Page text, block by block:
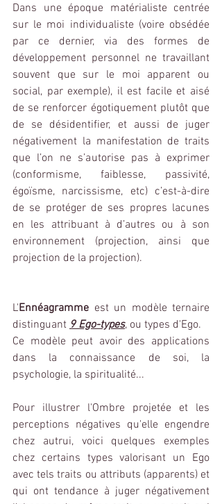
Dans une époque matérialiste centrée
sur le moi individualiste (voire obsédée
par ce dernier, via des formes de
développement personnel ne travaillant
souvent que sur le moi apparent ou
social, par exemple), il est facile et aisé
de se renforcer égotiquement plutôt que
de se désidentifier, et aussi de juger
négativement la manifestation de traits
que l’on ne s’autorise pas à exprimer
(conformisme, faiblesse, passivité,
égoïsme, narcissisme, etc) c’est-à-dire
de se protéger de ses propres lacunes
en les attribuant à d’autres ou à son
environnement (projection, ainsi que
projection de la projection).
L'Ennéagramme est un modèle ternaire
distinguant 9 Ego-types, ou types d'Ego.
Ce modèle peut avoir des applications
dans la connaissance de soi, la
psychologie, la spiritualité...
Pour illustrer l'Ombre projetée et les
perceptions négatives qu'elle engendre
chez autrui, voici quelques exemples
chez certains types valorisant un Ego
avec tels traits ou attributs (apparents) et
qui ont tendance à juger négativement